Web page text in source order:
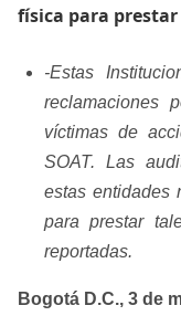
física para
-Estas
reclamaciones
víctimas de
SOAT. Las
estas entidades
para prestar
reportadas.
Bogotá D.C., 3 de